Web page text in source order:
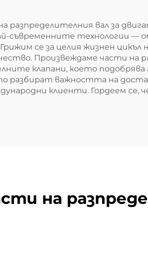
разпределителния вал за
съвременните технологии —
се за целия жизнен
Произвеждаме части на
клапани, което подобрява
разбират важността на
клиенти. Гордеем се,
на